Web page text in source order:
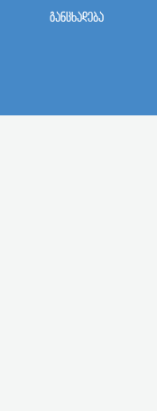
განცხადება